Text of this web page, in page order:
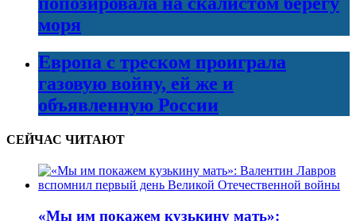
моря
Европа с треском проиграла
газовую войну, ей же и
объявленную России
СЕЙЧАС ЧИТАЮТ
«Мы им покажем кузькину мать»: